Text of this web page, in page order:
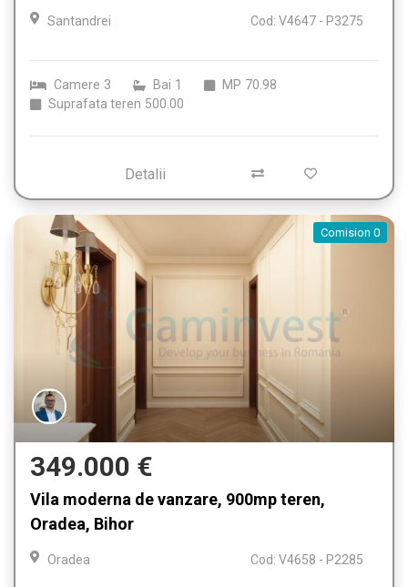
Santandrei Cod: V4647 - P3275
Camere 3 Bai 1 MP 70.98
Suprafata teren 500.00
Detalii
Comision 0
349.000 €
Vila moderna de vanzare, 900mp teren,
Oradea, Bihor
Oradea Cod: V4658 - P2285